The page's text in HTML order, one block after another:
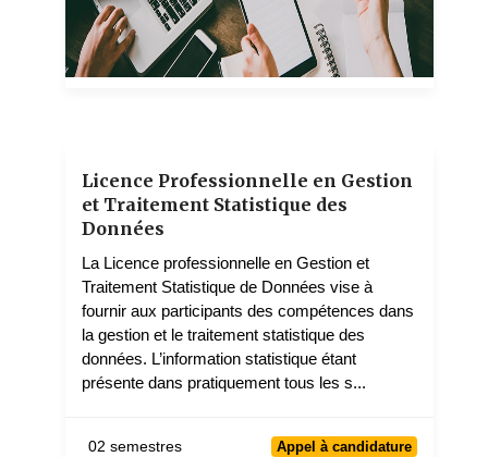
Licence Professionnelle en Gestion
et Traitement Statistique des
Données
La Licence professionnelle en Gestion et
Traitement Statistique de Données vise à
fournir aux participants des compétences dans
la gestion et le traitement statistique des
données. L’information statistique étant
présente dans pratiquement tous les s...
02 semestres Appel à candidature